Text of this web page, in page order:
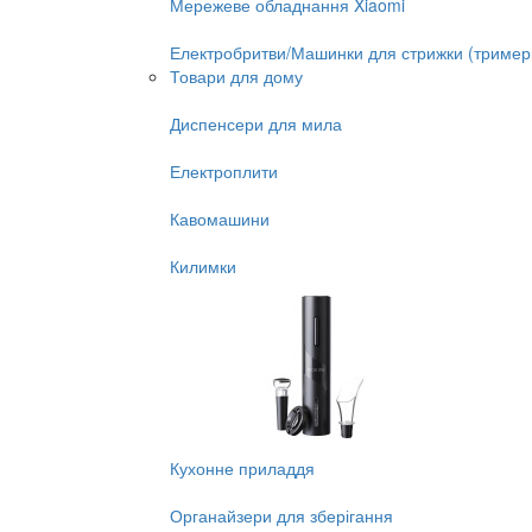
Мережеве обладнання Xiaomi
Електробритви/Машинки для стрижки
Товари для дому
Диспенсери для мила
Електроплити
Кавомашини
Килимки
Кухонне приладдя
Органайзери для зберігання